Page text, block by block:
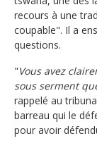
recours à une
coupable". Il a
questions.
"Vous avez
sous serment
rappelé au
barreau qui le
pour avoir